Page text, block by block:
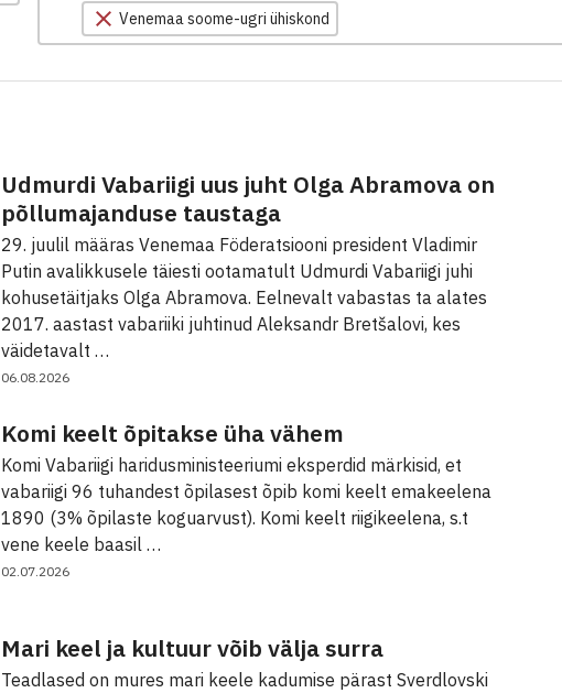
Venemaa soome-ugri ühiskond
Udmurdi Vabariigi uus juht Olga Abramova on
põllumajanduse taustaga
29. juulil määras Venemaa Föderatsiooni president Vladimir
Putin avalikkusele täiesti ootamatult Udmurdi Vabariigi juhi
kohusetäitjaks Olga Abramova. Eelnevalt vabastas ta alates
2017. aastast vabariiki juhtinud Aleksandr Bretšalovi, kes
väidetavalt …
06.08.2026
Komi keelt õpitakse üha vähem
Komi Vabariigi haridusministeeriumi eksperdid märkisid, et
vabariigi 96 tuhandest õpilasest õpib komi keelt emakeelena
1890 (3% õpilaste koguarvust). Komi keelt riigikeelena, s.t
vene keele baasil …
02.07.2026
Mari keel ja kultuur võib välja surra
Teadlased on mures mari keele kadumise pärast Sverdlovski